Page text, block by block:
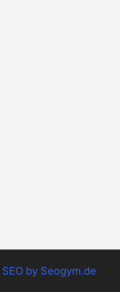
SEO by Seogym.de